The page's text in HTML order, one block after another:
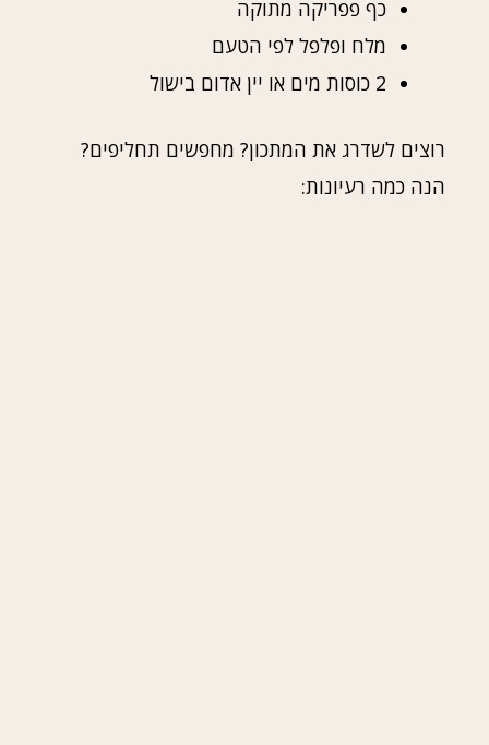
כף פפריקה מתוקה
מלח ופלפל לפי הטעם
2 כוסות מים או יין אדום בישול
רוצים לשדרג את המתכון? מחפשים תחליפים?
הנה כמה רעיונות: